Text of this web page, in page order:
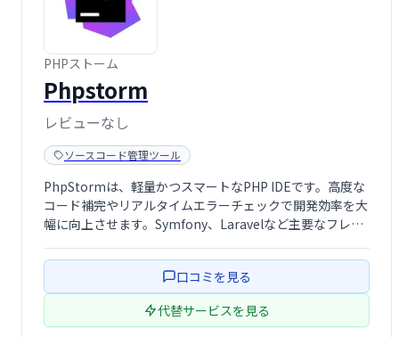
PHPストーム
Phpstorm
レビューなし
ソースコード管理ツール
PhpStormは、軽量かつスマートなPHP IDEです。高度な
コード補完やリアルタイムエラーチェックで開発効率を大
幅に向上させます。Symfony、Laravelなど主要なフレー
JavaScriptなど)もサポート。コード整形、単体テスト実
口コミを見る
代替サービスを見る